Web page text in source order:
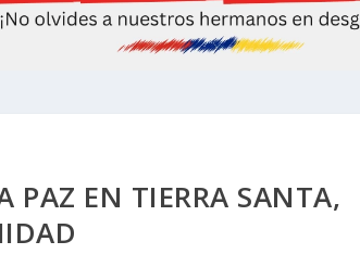
PAZ EN TIERRA SANTA,